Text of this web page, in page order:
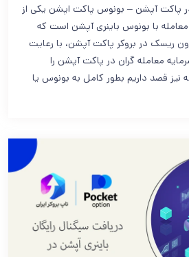
پاکت آپشن – بونوس پاکت اپشن یکی از
معامله با بونوس باینری آپشن است که
ریسک در بروکر پاکت آپشن، با رعایت
معامله گران در پاکت آپشن را
نیز قصد داریم بطور کامل به بونوس یا